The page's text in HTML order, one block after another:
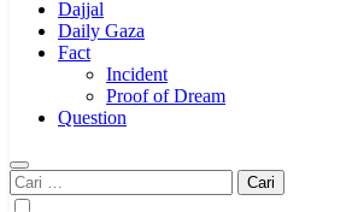
Dajjal
Daily Gaza
Fact
Incident
Proof of Dream
Question
Cari
untuk: